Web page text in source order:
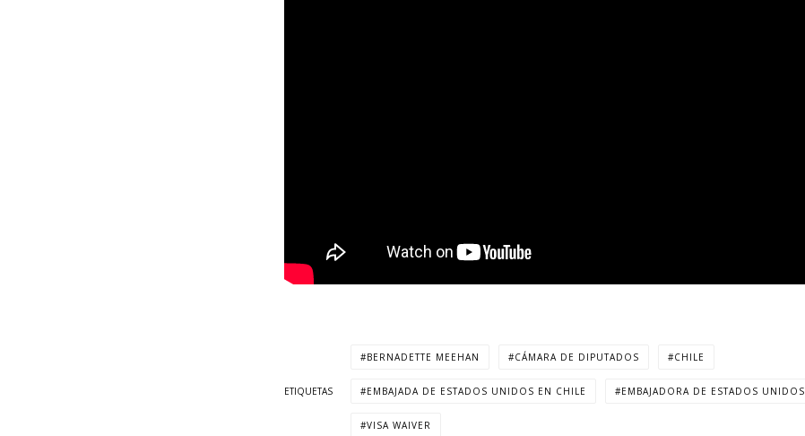
ETIQUETAS
BERNADETTE MEEHAN CÁMARA DE DIPUTADOS CHILE
EMBAJADA DE ESTADOS UNIDOS EN CHILE EMBAJADORA DE ESTADOS UNIDOS
VISA WAIVER